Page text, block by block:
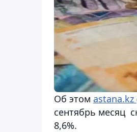
Об этом astana.kz
сентябрь месяц
8,6%.